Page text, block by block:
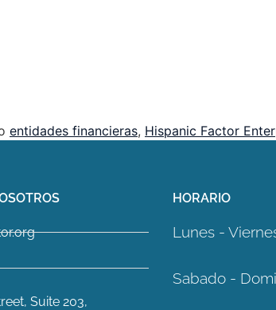
entidades financieras, Hispanic Factor
Suite 203,
HORARIO
Lunes -
Sabado -